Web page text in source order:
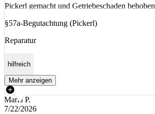
Pickerl gemacht und Getriebeschaden behoben
§57a-Begutachtung (Pickerl)
Reparatur
hilfreich
Mehr anzeigen
Maria P.
7/22/2026